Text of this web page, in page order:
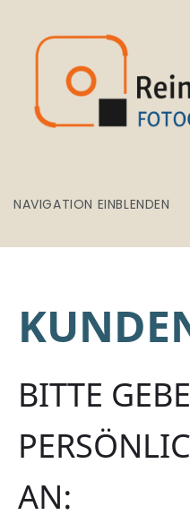
NAVIGATION EINBLENDEN
BITTE
AN: